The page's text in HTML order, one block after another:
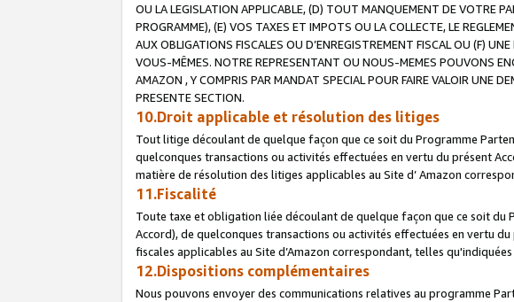
OU LA LEGISLATION APPLICABLE, (D) TOUT MANQUEMENT DE VOTRE
PROGRAMME), (E) VOS TAXES ET IMPOTS OU LA COLLECTE, LE
AUX OBLIGATIONS FISCALES OU D’ENREGISTREMENT FISCAL OU (F)
VOUS-MÊMES. NOTRE REPRESENTANT OU NOUS-MEMES POUVONS
AMAZON , Y COMPRIS PAR MANDAT SPECIAL POUR FAIRE VALOIR UNE
PRESENTE SECTION.
10.Droit applicable et résolution des litiges
Tout litige découlant de quelque façon que ce soit du Programme
quelconques transactions ou activités effectuées en vertu du présent
matière de résolution des litiges applicables au Site d’ Amazon
11.Fiscalité
Toute taxe et obligation liée découlant de quelque façon que ce soit
Accord), de quelconques transactions ou activités effectuées en vertu
fiscales applicables au Site d’Amazon correspondant, telles qu'indiquées
12.Dispositions complémentaires
Nous pouvons envoyer des communications relatives au programme